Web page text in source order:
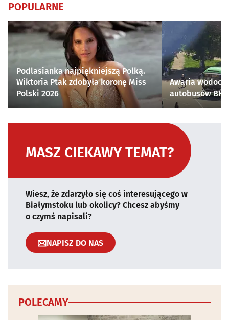
POPULARNE
Podlasianka najpiękniejszą Polką.
Wiktoria Ptak zdobyła koronę Miss
Polski 2026
Awaria
autobusów
MASZ CIEKAWY TEMAT?
Wiesz, że zdarzyło się coś interesującego w
Białymstoku lub okolicy? Chcesz abyśmy
o czymś napisali?
NAPISZ DO NAS
POLECAMY